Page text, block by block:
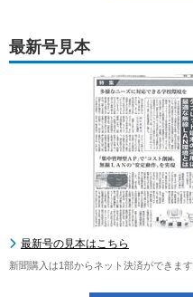
最新号見本
最新号の見本はこちら
新聞購入は1部からネット決済ができます